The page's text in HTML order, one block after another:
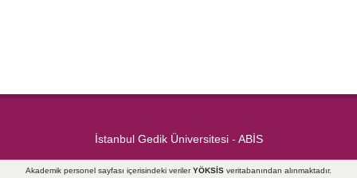
Akademik personel sayfası içerisindeki verilerYÖKSİS veritabanından alınmaktadır.
İstanbul Gedik Üniversitesi- ABİS